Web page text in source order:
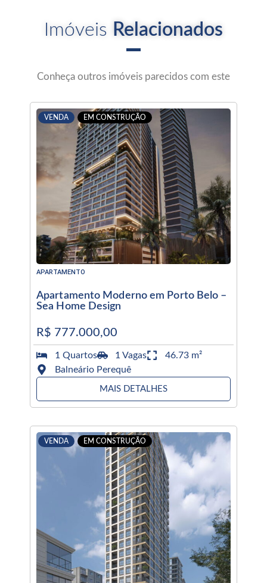
Imóveis Relacionados
Conheça outros imóveis parecidos com este
APARTAMENTO
Apartamento Moderno em Porto Belo –
Sea Home Design
R$ 777.000,00
1 Quartos 1 Vagas
46.73 m²
Balneário Perequê
MAIS DETALHES
VENDA EM CONSTRUÇÃO
VENDA EM CONSTRUÇÃO